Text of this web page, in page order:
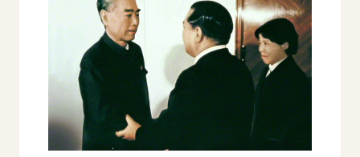
日蓮大聖人の仏法（教学入門）
釈尊～法華経
日蓮大聖人
創価学会の三代会長
初代会長・牧口常三郎先生
第2代会長・戸田城聖先生
主な行事
年間の活動について
友人葬
核兵器の廃絶に向け連帯を拡大
「人権文化」「ジェンダー平等」を促進
「持続可能な開発目標（SDGs）」の取り組み
人道支援
音楽活動
展示活動
各国ウェブサイト
世界の創価学会の歴史
創価学会 会憲
創価学会 会則
創価学会 社会憲章
会員サポート
座談会御書ｅ講義
関連リンク